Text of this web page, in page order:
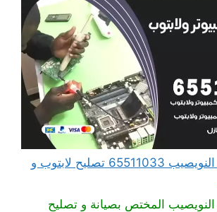
مهندس كمبيوتر النويصيب 65511033 تصليح لابتوب و
المختص بصيانة و تصليح